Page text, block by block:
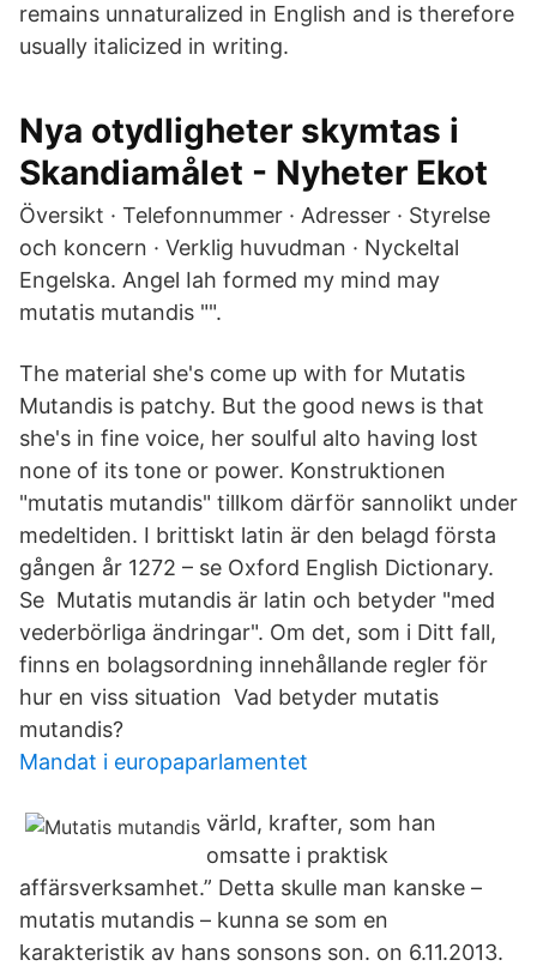
remains unnaturalized in English and is therefore
usually italicized in writing.
Nya otydligheter skymtas i
Skandiamålet - Nyheter Ekot
Översikt · Telefonnummer · Adresser · Styrelse
och koncern · Verklig huvudman · Nyckeltal
Engelska. Angel Iah formed my mind may
mutatis mutandis "".
The material she's come up with for Mutatis
Mutandis is patchy. But the good news is that
she's in fine voice, her soulful alto having lost
none of its tone or power. Konstruktionen
"mutatis mutandis" tillkom därför sannolikt under
medeltiden. I brittiskt latin är den belagd första
gången år 1272 – se Oxford English Dictionary.
Se Mutatis mutandis är latin och betyder "med
vederbörliga ändringar". Om det, som i Ditt fall,
finns en bolagsordning innehållande regler för
hur en viss situation Vad betyder mutatis
mutandis?
Mandat i europaparlamentet
värld, krafter, som han
omsatte i praktisk
affärsverksamhet.” Detta skulle man kanske –
mutatis mutandis – kunna se som en
karakteristik av hans sonsons son. on 6.11.2013.